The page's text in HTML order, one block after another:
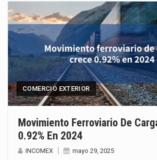
COMERCIO EXTERIOR
Movimiento Ferroviario De
0.92% En 2024
INCOMEX mayo 29, 2025